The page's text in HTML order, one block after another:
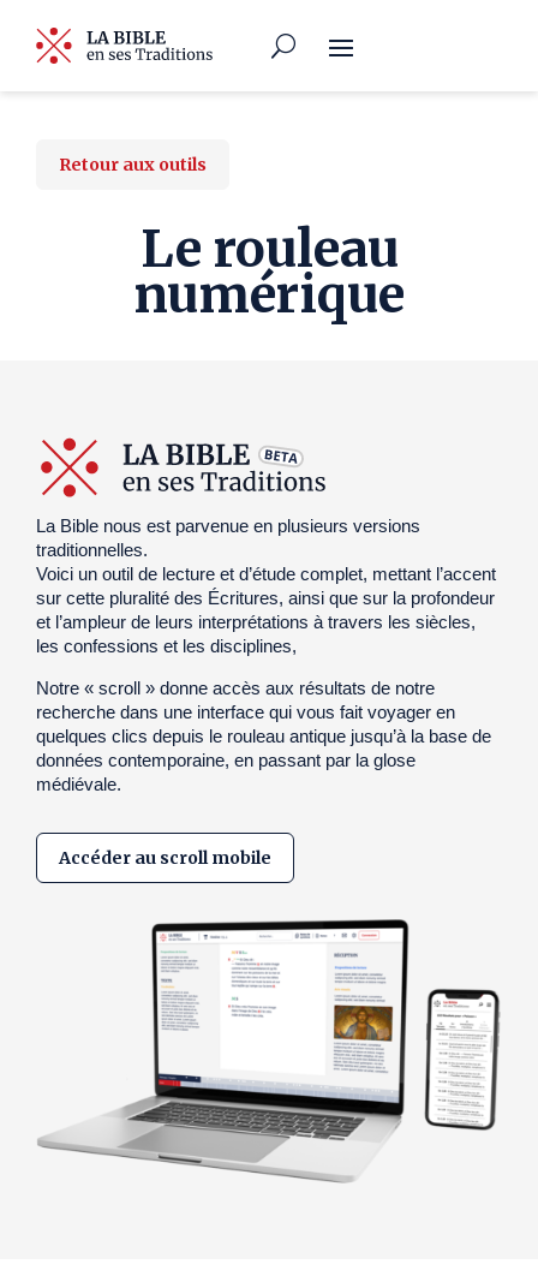
Retour aux outils
Le rouleau
numérique
La Bible nous est parvenue en plusieurs versions
traditionnelles.
Voici un outil de lecture et d’étude complet, mettant l’accent
sur cette pluralité des Écritures, ainsi que sur la profondeur
et l’ampleur de leurs interprétations à travers les siècles,
les confessions et les disciplines,
Notre « scroll » donne accès aux résultats de notre
recherche dans une interface qui vous fait voyager en
quelques clics depuis le rouleau antique jusqu’à la base de
données contemporaine, en passant par la glose
médiévale.
Accéder au scroll mobile